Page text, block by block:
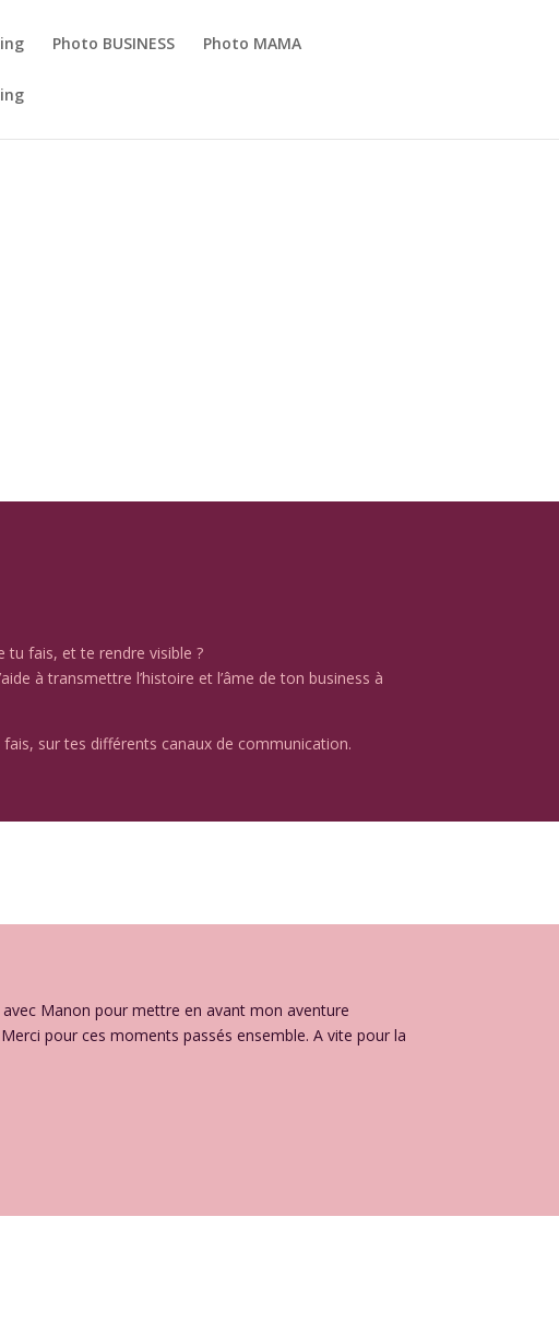
Photo BUSINESS Photo MAMA
tu fais, et te rendre visible ?
à transmettre l’histoire et l’âme de ton business à
sur tes différents canaux de communication.
Manon pour mettre en avant mon aventure
pour ces moments passés ensemble. A vite pour la